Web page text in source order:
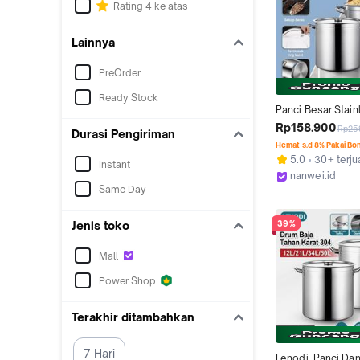
Rating 4 ke atas
Lainnya
PreOrder
Ready Stock
Durasi Pengiriman
Instant
Same Day
Jenis toko
Mall
Power Shop
Terakhir ditambahkan
7 Hari
Panci Besar
304 - Kapasitas
12L/21L/34L/50L,
Anti Lengket,
Usaha Catering/
Tangga
Rp158.900
Hemat s.d 8% Pakai
5.0
30+
nanwei.id
39%